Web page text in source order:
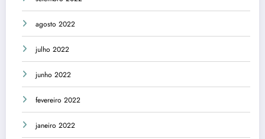
agosto 2022
julho 2022
junho 2022
fevereiro 2022
janeiro 2022